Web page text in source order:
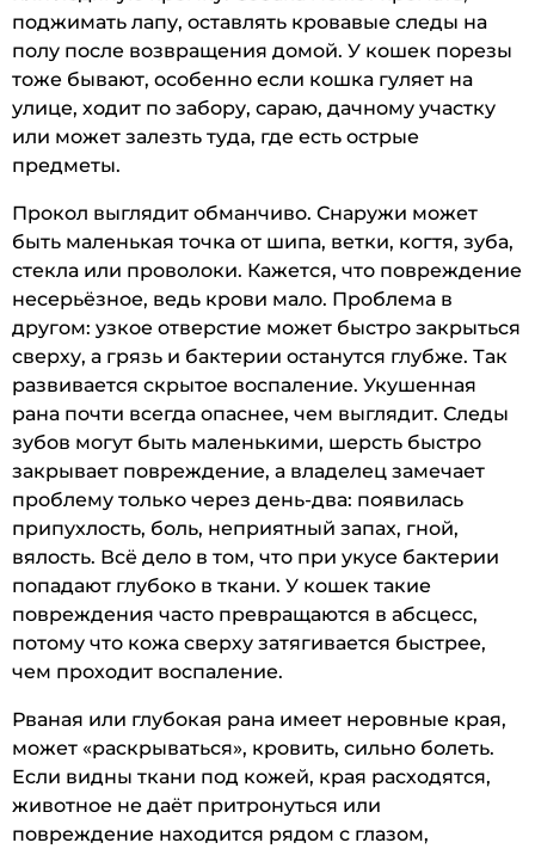
поджимать лапу, оставлять кровавые следы на
полу после возвращения домой. У кошек порезы
тоже бывают, особенно если кошка гуляет на
улице, ходит по забору, сараю, дачному участку
или может залезть туда, где есть острые
предметы.
Прокол выглядит обманчиво. Снаружи может
быть маленькая точка от шипа, ветки, когтя, зуба,
стекла или проволоки. Кажется, что повреждение
несерьёзное, ведь крови мало. Проблема в
другом: узкое отверстие может быстро закрыться
сверху, а грязь и бактерии останутся глубже. Так
развивается скрытое воспаление. Укушенная
рана почти всегда опаснее, чем выглядит. Следы
зубов могут быть маленькими, шерсть быстро
закрывает повреждение, а владелец замечает
проблему только через день-два: появилась
припухлость, боль, неприятный запах, гной,
вялость. Всё дело в том, что при укусе бактерии
попадают глубоко в ткани. У кошек такие
повреждения часто превращаются в абсцесс,
потому что кожа сверху затягивается быстрее,
чем проходит воспаление.
Рваная или глубокая рана имеет неровные края,
может «раскрываться», кровить, сильно болеть.
Если видны ткани под кожей, края расходятся,
животное не даёт притронуться или
повреждение находится рядом с глазом,